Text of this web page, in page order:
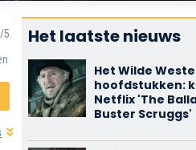
Het laatste nieuws
Het Wilde
hoofdstukken:
Netflix 'The
Buster Scruggs'